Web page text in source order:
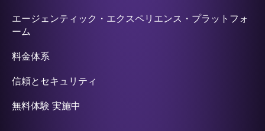
エージェンティック・エクスペリエンス・プラットフォ
ーム
料金体系
信頼とセキュリティ
無料体験 実施中